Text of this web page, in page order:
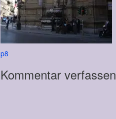
Beitragsnavigation
p8
Kommentar verfassen